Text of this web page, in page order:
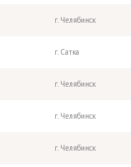
г. Челябинск
г. Сатка
г. Челябинск
г. Челябинск
г. Челябинск